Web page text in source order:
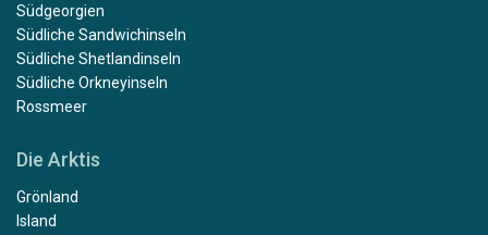
Südgeorgien
Südliche Sandwichinseln
Südliche Shetlandinseln
Südliche Orkneyinseln
Rossmeer
Die Arktis
Grönland
Island